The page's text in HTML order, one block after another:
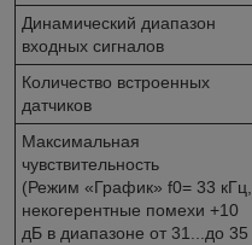
Динамический диапазон
входных сигналов
Количество встроенных
датчиков
Максимальная
чувствительность
(Режим «График» f0= 33 кГц,
некогерентные помехи +10
дБ в диапазоне от 31...до 35